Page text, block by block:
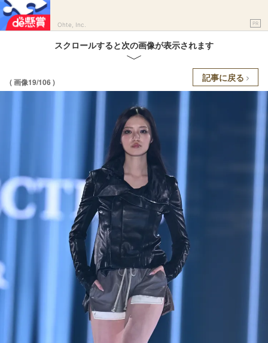
Ohte, Inc. PR
スクロールすると次の画像が表示されます
( 画像19/106 ) 記事に戻る